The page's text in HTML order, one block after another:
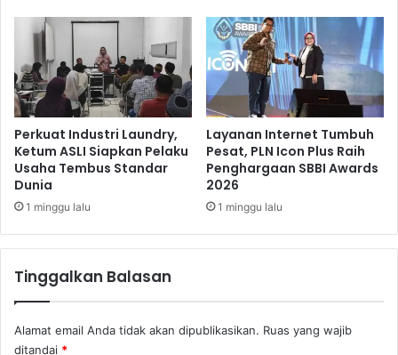
t
P
a
r
i
w
i
s
a
a
a
r
g
a
n
y
a
Perkuat Industri Laundry,
Ketum ASLI Siapkan Pelaku
Usaha Tembus Standar
Dunia
1 minggu lalu
Layanan Internet Tumbuh
Pesat, PLN Icon Plus Raih
Penghargaan SBBI Awards
2026
1 minggu lalu
Tinggalkan Balasan
Alamat email Anda tidak akan dipublikasikan. Ruas yang wajib
ditandai *